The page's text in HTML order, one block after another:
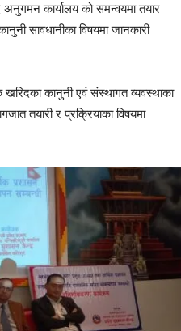
कार्यालय को समन्वयमा तयार
सावधानीका विषयमा जानकारी
खरिदका कानुनी एवं संस्थागत व्यवस्थाका
तयारी र प्रक्रियाका विषयमा